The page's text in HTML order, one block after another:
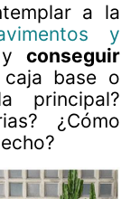
a la
y
y conseguir
base o
principal?
¿Cómo